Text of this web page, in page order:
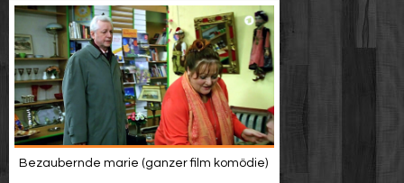
Bezaubernde marie (ganzer film komödie)